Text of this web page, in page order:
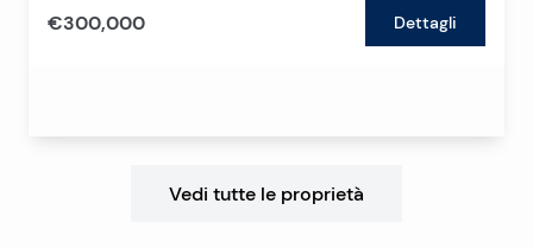
€300,000 Dettagli
Vedi tutte le proprietà